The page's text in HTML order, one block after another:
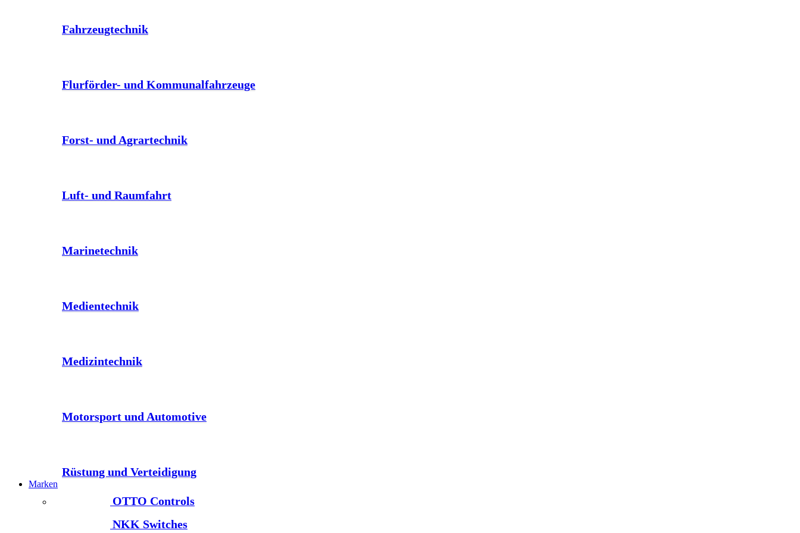
Fahrzeugtechnik
Flurförder- und Kommunalfahrzeuge
Forst- und Agrartechnik
Luft- und Raumfahrt
Marinetechnik
Medientechnik
Medizintechnik
Motorsport und Automotive
Rüstung und Verteidigung
Marken
OTTO Controls
NKK Switches